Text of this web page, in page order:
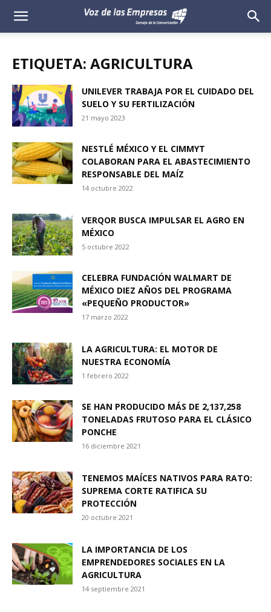
Voz
Empresas
ETIQUETA: AGRICULTURA
UNILEVER TRABAJA POR EL CUIDADO DEL
SUELO Y SU FERTILIZACIÓN
21 mayo 2023
NESTLÉ MÉXICO Y EL CIMMYT
COLABORAN PARA EL ABASTECIMIENTO
RESPONSABLE DEL MAÍZ
14 octubre 2022
VERQOR BUSCA IMPULSAR EL AGRO EN
MÉXICO
5 octubre 2022
CELEBRA FUNDACIÓN WALMART DE
MÉXICO DIEZ AÑOS DEL PROGRAMA
«PEQUEÑO PRODUCTOR»
17 marzo 2022
LA AGRICULTURA: EL MOTOR DE
NUESTRA ECONOMÍA
1 febrero 2022
SE HAN PRODUCIDO MÁS DE 2,137,258
TONELADAS FRUTOSO PARA EL CLÁSICO
PONCHE
16 diciembre 2021
TENEMOS MAÍCES NATIVOS PARA RATO:
SUPREMA CORTE RATIFICA SU
PROTECCIÓN
20 octubre 2021
LA IMPORTANCIA DE LOS
EMPRENDEDORES SOCIALES EN LA
AGRICULTURA
14 septiembre 2021